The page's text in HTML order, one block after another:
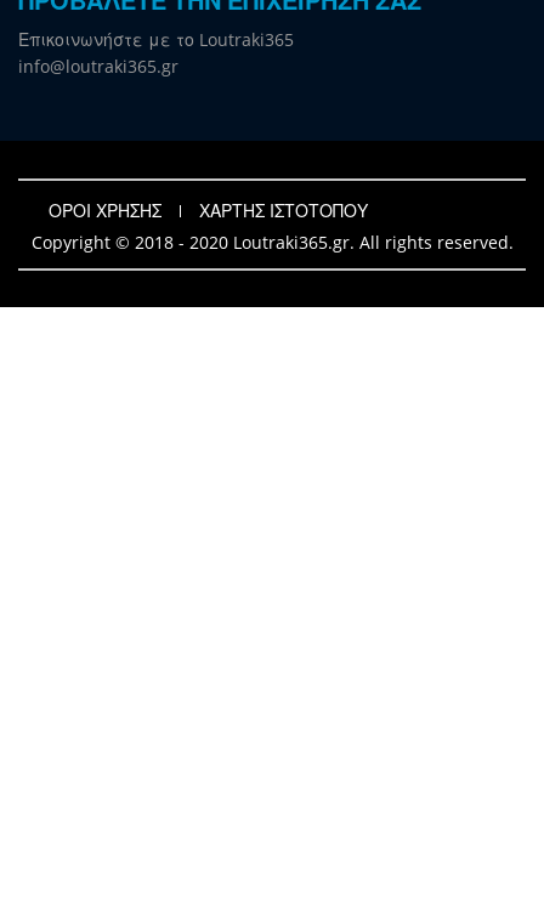
Επικοινωνήστε με το Loutraki365
info@loutraki365.gr
ΟΡΟΙ ΧΡΗΣΗΣ
ΧΑΡΤΗΣ ΙΣΤΟΤΟΠΟΥ
Copyright © 2018 - 2020 Loutraki365.gr. All rights reserved.